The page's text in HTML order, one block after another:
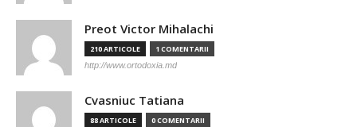
Preot Victor Mihalachi
210 ARTICOLE 1 COMENTARII
http://www.ortodoxia.md
Cvasniuc Tatiana
88 ARTICOLE 0 COMENTARII